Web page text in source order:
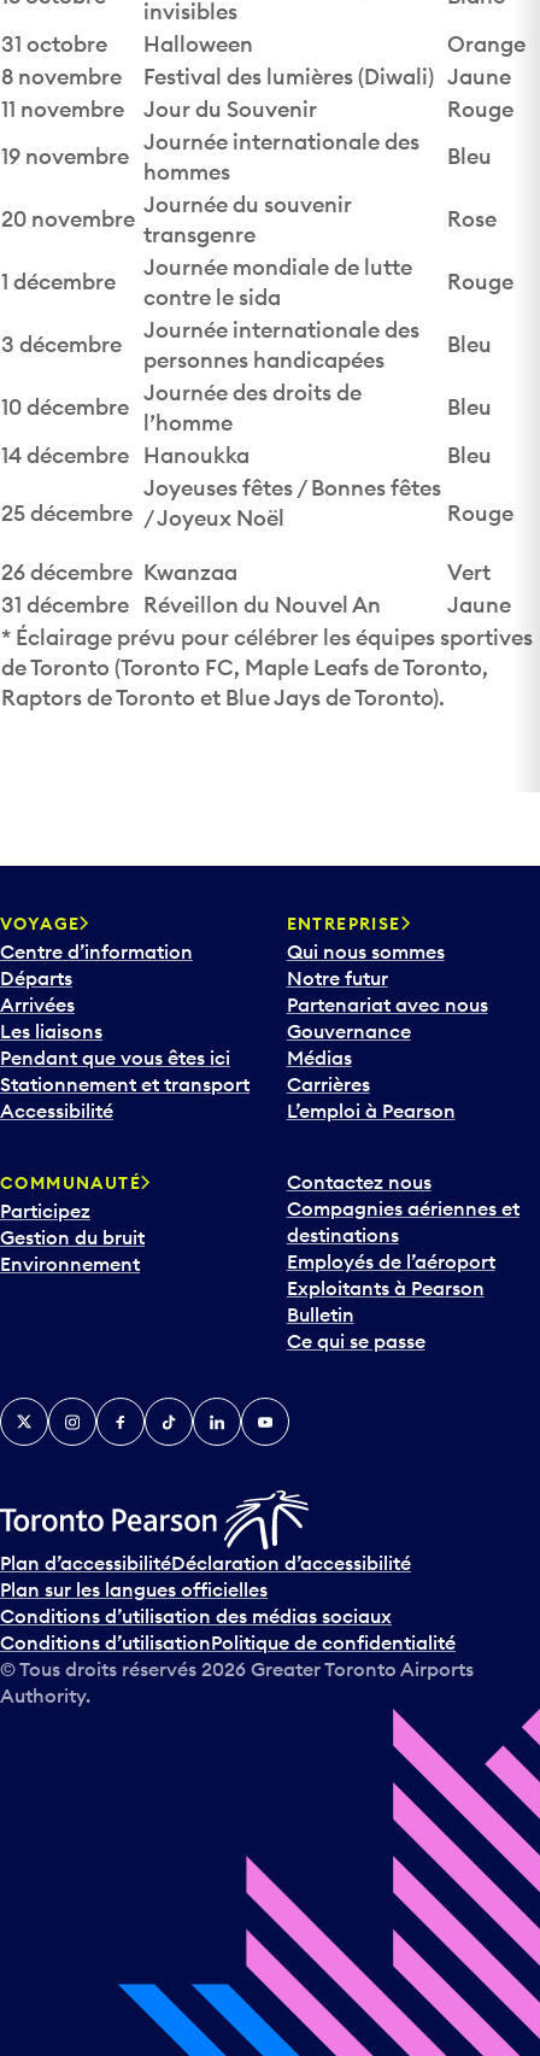
invisibles
31 octobre
Halloween
Orange
8 novembre
Festival des lumières (Diwali) Jaune
11 novembre
Jour du Souvenir
Rouge
19 novembre
Journée internationale des
hommes
Bleu
20 novembre
Journée du souvenir
transgenre
Rose
1 décembre
Journée mondiale de lutte
contre le sida
Rouge
3 décembre
Journée internationale des
personnes handicapées
Bleu
10 décembre
Journée des droits de
l’homme
Bleu
14 décembre Hanoukka Bleu
25 décembre
Joyeuses fêtes / Bonnes fêtes
/ Joyeux Noël
Rouge
26 décembre Kwanzaa
Vert
31 décembre Réveillon du Nouvel An
Jaune
* Éclairage prévu pour célébrer les équipes sportives
de Toronto (Toronto FC, Maple Leafs de Toronto,
Raptors de Toronto et Blue Jays de Toronto).
VOYAGE
Centre d’information
Départs
Arrivées
Les liaisons
Pendant que vous êtes ici
Stationnement et transport
Accessibilité
ENTREPRISE
Qui nous sommes
Notre futur
Partenariat avec nous
Gouvernance
Médias
Carrières
L’emploi à Pearson
COMMUNAUTÉ
Participez
Gestion du bruit
Environnement
Contactez nous
Compagnies aériennes et
destinations
Employés de l’aéroport
Exploitants à Pearson
Bulletin
Ce qui se passe
TwitterInstagramFacebook
TikTokLinkedInYouTube
Plan d’accessibilitéDéclaration d’accessibilité
Plan sur les langues officielles
Conditions d’utilisation des médias sociaux
Conditions d’utilisationPolitique de confidentialité
© Tous droits réservés 2026 Greater Toronto Airports
Authority.